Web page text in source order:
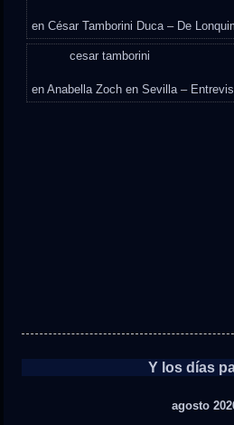
enCésar Tamborini Duca – De
cesar tamborini
enAnabella Zoch en Sevilla –
Y los días
agosto